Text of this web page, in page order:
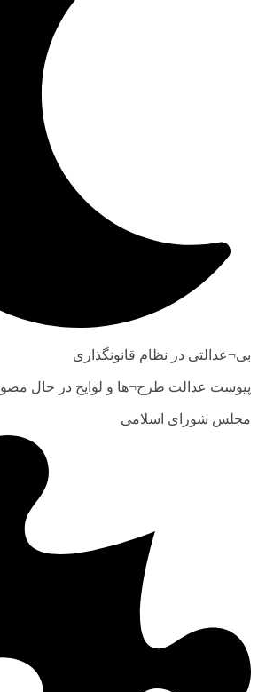
بی¬عدالتی در نظام قانونگذاری
پیوست عدالت طرح¬ها و لوایح در حال
مجلس شورای اسلامی